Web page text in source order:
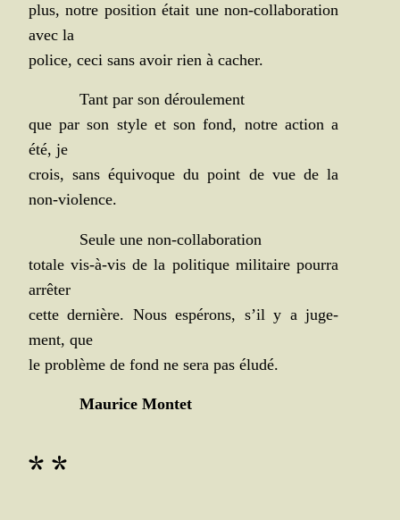
plus, notre posi­tion était une non-col­la­bo­ra­tion
avec la
police, ceci sans avoir rien à cacher.
Tant par son déroulement
que par son style et son fond, notre action a
été, je
crois, sans équi­voque du point de vue de la
non-violence.
Seule une non-collaboration
totale vis-à-vis de la poli­tique mili­taire pour­ra
arrêter
cette der­nière. Nous espé­rons, s’il y a juge­
ment, que
le pro­blème de fond ne sera pas éludé.
Mau­rice Montet
* *